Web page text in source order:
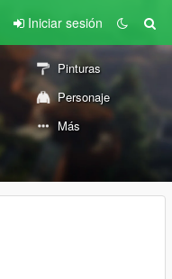
Iniciar sesión
Pinturas
Personaje
Más